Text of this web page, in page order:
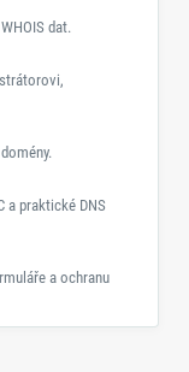
dat.
a praktické DNS
a ochranu